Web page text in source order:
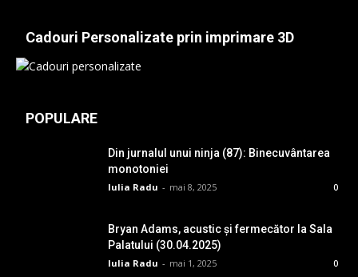
Cadouri Personalizate prin imprimare 3D
POPULARE
Din jurnalul unui ninja (87): Binecuvântarea
monotoniei
Iulia Radu - mai 8, 2025 0
Bryan Adams, acustic și fermecător la Sala
Palatului (30.04.2025)
Iulia Radu - mai 1, 2025 0